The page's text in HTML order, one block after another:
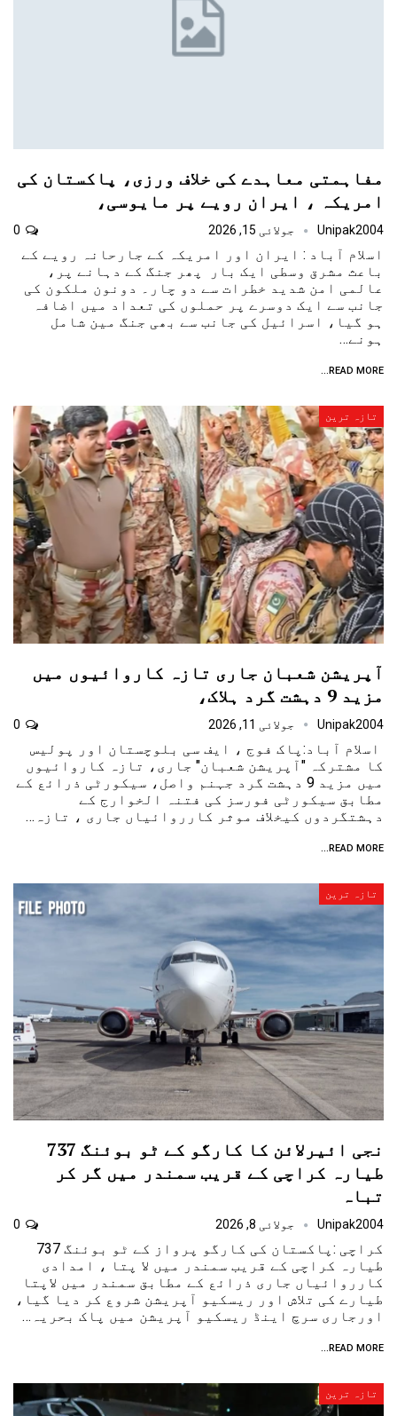
مفاہمتی معاہدے کی خلاف ورزی، پاکستان کی
امریکہ ، ایران رویے پر مایوسی،
Unipak2004 جولائی 15, 2026
اسلام آباد : ایران اور امریکہ کے جارحانہ رویے کے
باعث مشرق وسطی ایک بار پھر جنگ کے دہانے پر،
عالمی امن شدید خطرات سے دو چار۔ دونون ملکون کی
جانب سے ایک دوسرے پر حملوں کی تعداد میں اضافہ
ہو گیا، اسرائیل کی جانب سے بھی جنگ مین شامل
ہونے…
READ MORE...
تازہ ترین
آپریشن شعبان جاری تازہ کاروائیوں میں
مزید 9 دہشت گرد ہلاک،
Unipak2004 جولائی 11, 2026
اسلام آباد:پاک فوج ، ایف سی بلوچستان اور پولیس
کا مشترکہ "آپریشن شعبان" جاری، تازہ کاروائیوں
میں مزید 9 دہشت گرد جہنم واصل، سیکورٹی ذرائع کے
مطابق سیکورٹی فورسز کی فتنہ الخوارج کے
دہشتگردوں کیخلاف موثر کارروائیاں جاری ، تازہ…
READ MORE...
تازہ ترین
نجی ائیرلائن کا کارگو کے ٹو بوئنگ 737
طیارہ کراچی کے قریب سمندر میں گر کر
تباہ
Unipak2004 جولائی 8, 2026
کراچی :پاکستان کی کارگو پرواز کے ٹو بوئنگ 737
طیارہ کراچی کے قریب سمندر میں لا پتا ، امدادی
کارروائیاں جاری ذرائع کے مطابق سمندر میں لاپتا
طیارے کی تلاش اور ریسکیو آپریشن شروع کر دیا گیا،
اورجاری سرچ اینڈ ریسکیو آپریشن میں پاک بحریہ…
READ MORE...
تازہ ترین